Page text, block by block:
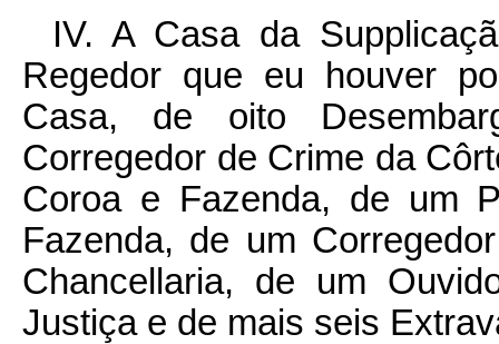
IV. A Casa da
Regedor que eu houver
Casa, de oito
Corregedor de Crime da
Coroa e Fazenda, de um
Fazenda, de um
Chancellaria, de um
Justiça e de mais seis